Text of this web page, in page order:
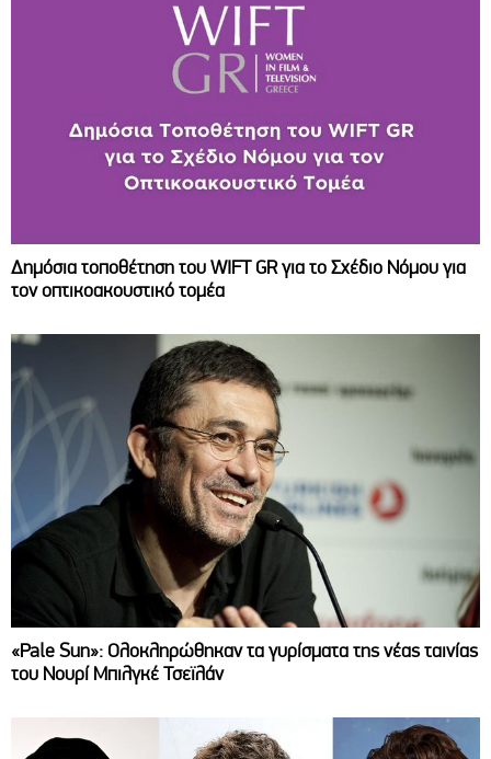
Δημόσια τοποθέτηση του WIFT GR για το Σχέδιο Νόμου για
τον οπτικοακουστικό τομέα
«Pale Sun»: Ολοκληρώθηκαν τα γυρίσματα της νέας ταινίας
του Νουρί Μπιλγκέ Τσεϊλάν